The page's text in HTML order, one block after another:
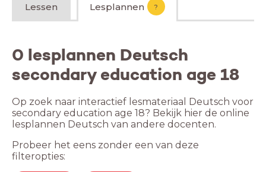
Lessen Lesplannen ?
0 lesplannen Deutsch
secondary education age 18
Op zoek naar interactief lesmateriaal Deutsch voor
secondary education age 18? Bekijk hier de online
lesplannen Deutsch van andere docenten.
Probeer het eens zonder een van deze
filteropties: